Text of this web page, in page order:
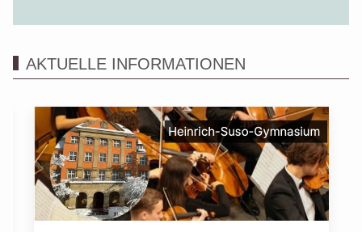
AKTUELLE INFORMATIONEN